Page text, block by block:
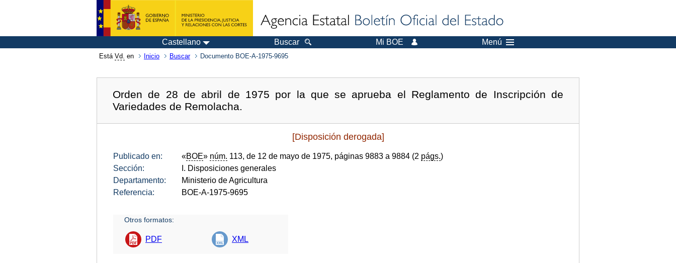
Castellano Buscar Mi BOE Menú
Está Vd. en Inicio Buscar Documento BOE-A-1975-9695
Orden de 28 de abril de 1975 por la que se aprueba el Reglamento de Inscripción de
Variedades de Remolacha.
[Disposición derogada]
Publicado en: «BOE» núm. 113, de 12 de mayo de 1975, páginas 9883 a 9884 (2 págs.)
Sección:
I. Disposiciones generales
Departamento:
Ministerio de Agricultura
Referencia:
BOE-A-1975-9695
Otros formatos:
PDF XML